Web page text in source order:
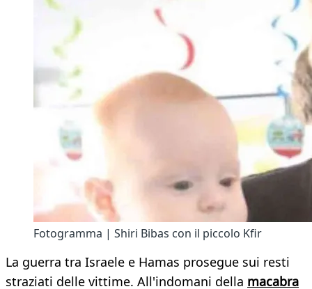
Fotogramma | Shiri Bibas con il piccolo Kfir
La guerra tra Israele e Hamas prosegue sui resti
straziati delle vittime. All'indomani della macabra